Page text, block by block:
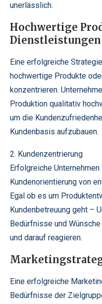
unerlässlich.
Hochwertige
Dienstleistungen
Eine erfolgreiche
hochwertige Produkte
konzentrieren.
Produktion qualitativ
um die
Kundenbasis aufzubauen.
2. Kundenzentrierung
Erfolgreiche
Kundenorientierung von
Egal ob es um
Kundenbetreuung geht –
Bedürfnisse und
und darauf reagieren.
Eine erfolgreiche
Bedürfnisse der